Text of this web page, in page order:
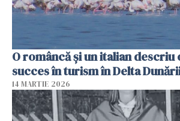
O româncă și un italian descriu
succes în turism în Delta
14 MARTIE 2026